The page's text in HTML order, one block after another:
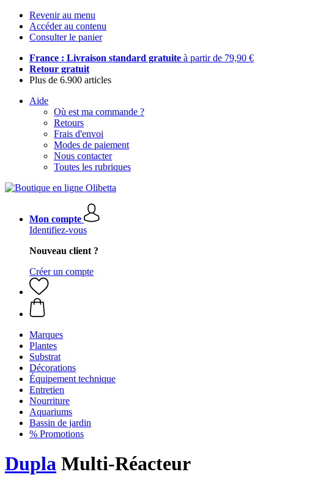
Revenir au menu
Accéder au contenu
Consulter le panier
France : Livraison standard gratuite à partir de 79,90 €
Retour gratuit
Plus de 6.900 articles
Aide
Où est ma commande ?
Retours
Frais d'envoi
Modes de paiement
Nous contacter
Toutes les rubriques
Mon compte
Identifiez-vous
Nouveau client ?
Créer un compte
Marques
Plantes
Substrat
Décorations
Équipement technique
Entretien
Nourriture
Aquariums
Bassin de jardin
% Promotions
Dupla Multi-Réacteur